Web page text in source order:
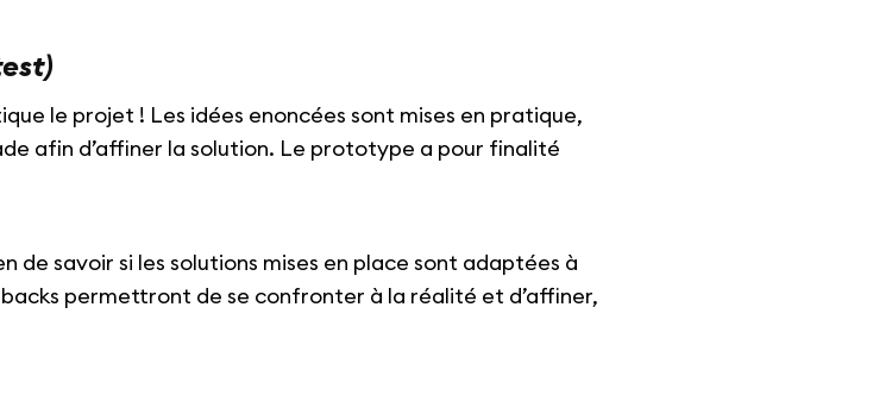
le projet ! Les idées enoncées sont mises en pratique,
afin d’affiner la solution. Le prototype a pour finalité
de savoir si les solutions mises en place sont adaptées à
permettront de se confronter à la réalité et d’affiner,